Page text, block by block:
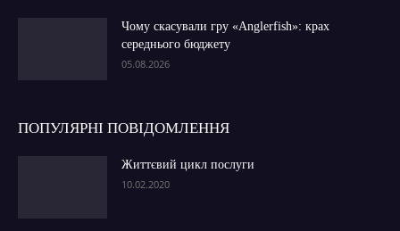
Чому скасували гру «Anglerfish»: крах
середнього бюджету
05.08.2026
ПОПУЛЯРНІ ПОВІДОМЛЕННЯ
Життєвий цикл послуги
10.02.2020